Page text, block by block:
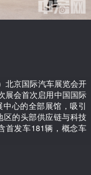
北京国际汽车展览会开
展会首次启用中国国际
心的全部展馆，吸引
区的头部供应链与科技
首发车181辆，概念车